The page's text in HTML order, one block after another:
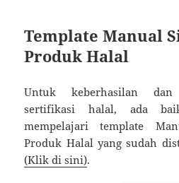
Template Manual
Produk Halal
Untuk keberhasilan dan
sertifikasi halal, ada
mempelajari template
Produk Halal yang sudah
(Klik di sini).